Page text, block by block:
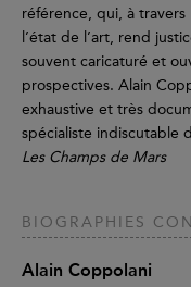
référence, qui, à
l’état de l’art, rend
souvent caricaturé et
prospectives. Alain
exhaustive et très
spécialiste indiscutable
Les Champs de Mars
BIOGRAPHIES
Alain Coppolani